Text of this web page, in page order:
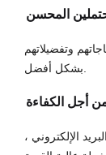
المحسن
وتفضيلاتهم
أجل الكفاءة
الإلكتروني ،